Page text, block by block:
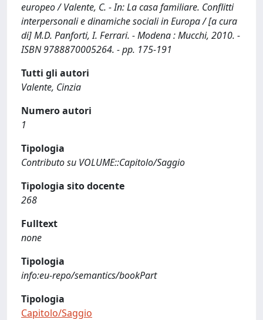
europeo / Valente, C. - In: La casa familiare. Conflitti
interpersonali e dinamiche sociali in Europa / [a cura
di] M.D. Panforti, I. Ferrari. - Modena : Mucchi, 2010. -
ISBN 9788870005264. - pp. 175-191
Tutti gli autori
Valente, Cinzia
Numero autori
1
Tipologia
Contributo su VOLUME::Capitolo/Saggio
Tipologia sito docente
268
Fulltext
none
Tipologia
info:eu-repo/semantics/bookPart
Tipologia
Capitolo/Saggio